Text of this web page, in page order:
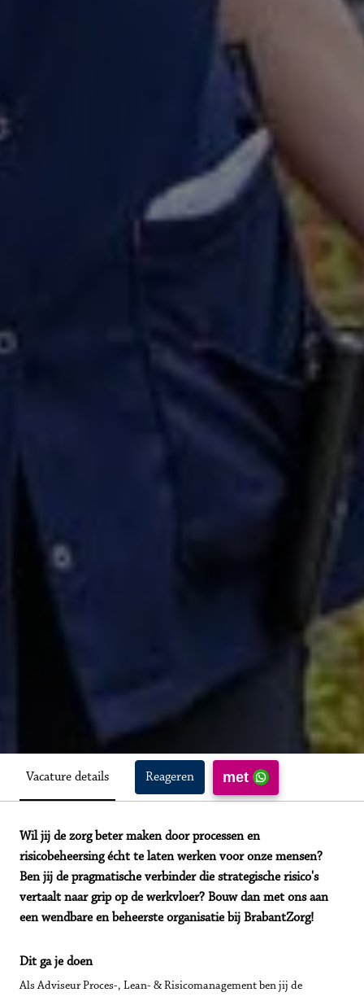
Vacature details Reageren met
Wil jij de zorg beter maken door processen en
risicobeheersing écht te laten werken voor onze mensen?
Ben jij de pragmatische verbinder die strategische risico's
vertaalt naar grip op de werkvloer? Bouw dan met ons aan
een wendbare en beheerste organisatie bij BrabantZorg!
Dit ga je doen
Als Adviseur Proces-, Lean- & Risicomanagement ben jij de